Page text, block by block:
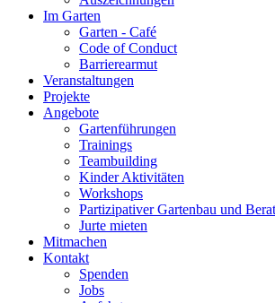
Im Garten
Garten - Café
Code of Conduct
Barrierearmut
Veranstaltungen
Projekte
Angebote
Gartenführungen
Trainings
Teambuilding
Kinder Aktivitäten
Workshops
Partizipativer Gartenbau und
Jurte mieten
Mitmachen
Kontakt
Spenden
Jobs